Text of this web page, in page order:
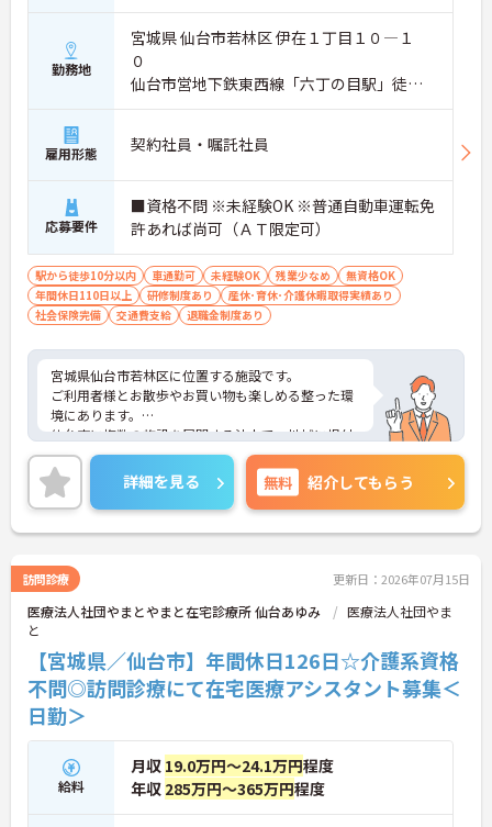
勤務地
宮城県 仙台市若林区 伊在１丁目１０―１
０
仙台市営地下鉄東西線「六丁の目駅」徒歩1
0分
雇用形態 契約社員・嘱託社員
応募要件
■資格不問 ※未経験OK ※普通自動車運転免
許あれば尚可（ＡＴ限定可）
駅から徒歩10分以内 車通勤可 未経験OK 残業少なめ
無資格OK
年間休日110日以上
研修制度あり
産休･育休･介護休暇取得実績あり
社会保険完備
交通費支給 退職金制度あり
宮城県仙台市若林区に位置する施設です。
ご利用者様とお散歩やお買い物も楽しめる整った環
境にあります。
仙台市に複数の施設を展開する法人で、地域に根付
いたサービスを提供しています。
これから介護業界へチャレンジしたい方も歓迎で
す。
ご興味ある方には、面接対策ポイントなど、さらに
詳細をお話しいたしますのでお気軽にご相談くださ
詳細を見る 無料 紹介してもらう
訪問診療 更新日：2026年07月15日
医療法人社団やまとやまと在宅診療所 仙台あゆみ
医療法人社団やま
と
【宮城県／仙台市】年間休日126日☆介護系資格
不問◎訪問診療にて在宅医療アシスタント募集＜
日勤＞
給料
月収 19.0万円～24.1万円程度
年収 285万円～365万円程度